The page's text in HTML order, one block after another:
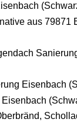
aus 79871
Eisenbach